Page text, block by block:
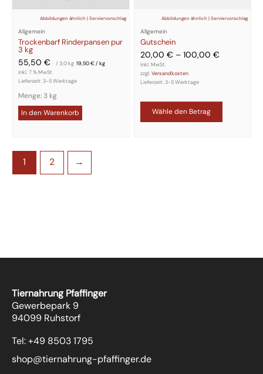
Abbildungen ähnlich | Serviervorschlag
Allgemein
Trockenbarf Rinderpansen pur
3 kg
55,50 € / 3,0kg 19,50€/kg
inkl. 7 % MwSt.
Lieferzeit:3-5 Werktage
Menge: 3 kg
In den Warenkorb
Abbildungen ähnlich | Serviervorschlag
Allgemein
Gutschein
20,00 € – 100,00 €
inkl. MwSt.
zzgl.Versandkosten
Lieferzeit:3-5 Werktage
Wähle den Betrag
1 2 →
Tiernahrung Pfaffinger
Gewerbepark 9
94099 Ruhstorf
Tel: +49 8503 1795
shop@tiernahrung-pfaffinger.de